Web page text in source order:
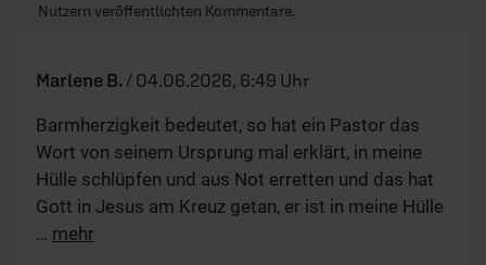
Nutzern veröffentlichten Kommentare.
Marlene B. / 04.06.2026, 6:49 Uhr
Barmherzigkeit bedeutet, so hat ein Pastor das
Wort von seinem Ursprung mal erklärt, in meine
Hülle schlüpfen und aus Not erretten und das hat
Gott in Jesus am Kreuz getan, er ist in meine Hülle
… mehr